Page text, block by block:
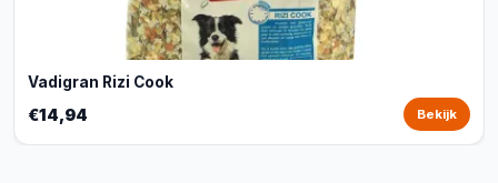
Vadigran Rizi Cook
€14,94 Bekijk